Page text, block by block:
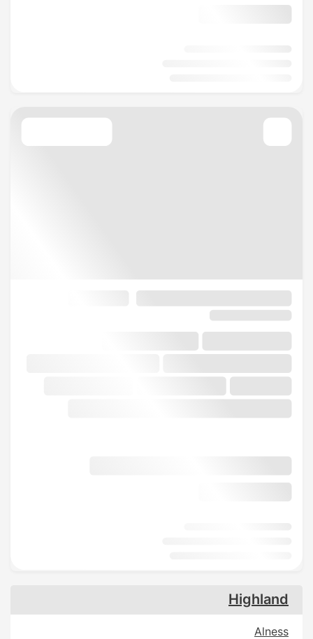
Highland
Alness